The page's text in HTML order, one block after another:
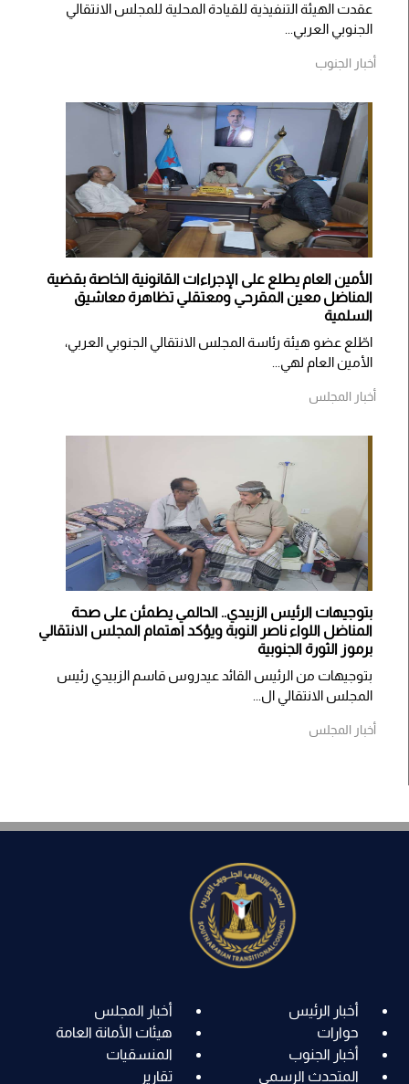
​عقدت الهيئة التنفيذية للقيادة المحلية للمجلس الانتقالي
الجنوبي العربي...
أخبار الجنوب
الأمين العام يطلع على الإجراءات القانونية الخاصة بقضية
المناضل معين المقرحي ومعتقلي تظاهرة معاشيق
السلمية
اطّلع عضو هيئة رئاسة المجلس الانتقالي الجنوبي العربي،
الأمين العام لهي...
أخبار المجلس
بتوجيهات الرئيس الزبيدي.. الحالمي يطمئن على صحة
المناضل اللواء ناصر النوبة ويؤكد اهتمام المجلس الانتقالي
برموز الثورة الجنوبية
بتوجيهات من الرئيس القائد عيدروس قاسم الزبيدي رئيس
المجلس الانتقالي ال...
أخبار المجلس
أخبار الرئيس
أخبار المجلس
حوارات
هيئات الأمانة العامة
أخبار الجنوب
المنسقيات
المتحدث الرسمي
تقارير